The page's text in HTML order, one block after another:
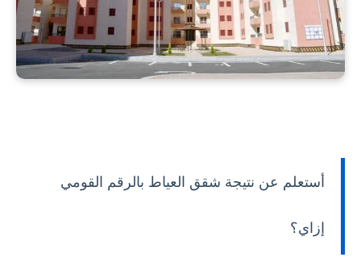
أستعلم عن نتيجة شقق العياط بالرقم القومي
إزاي؟